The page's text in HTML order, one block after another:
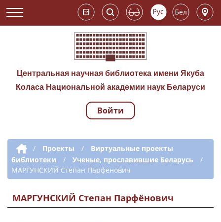
Центральная научная библиотека имени Якуба
Коласа Национальной академии наук Беларуси
Навигация по
Войти
Дополнительная навигация
/ Проекты /
Виртуальные проекты
библиотеки
/ Ученые, прославившие Беларусь
/
МАРГУНСКИЙ Степан Парфёнович
МАРГУНСКИЙ Степан Парфёнович